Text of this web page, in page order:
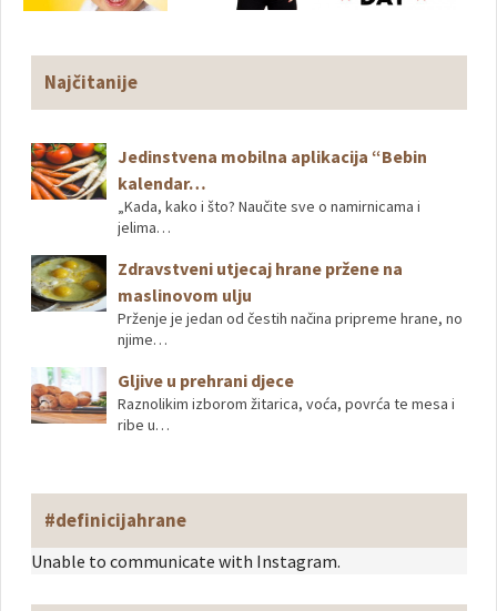
Najčitanije
Jedinstvena mobilna aplikacija “Bebin
kalendar…
„Kada, kako i što? Naučite sve o namirnicama i
jelima…
Zdravstveni utjecaj hrane pržene na
maslinovom ulju
Prženje je jedan od čestih načina pripreme hrane, no
njime…
Gljive u prehrani djece
Raznolikim izborom žitarica, voća, povrća te mesa i
ribe u…
#definicijahrane
Unable to communicate with Instagram.